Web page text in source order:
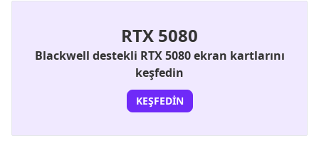
RTX 5080
Blackwell destekli RTX 5080 ekran kartlarını
keşfedin
KEŞFEDIN